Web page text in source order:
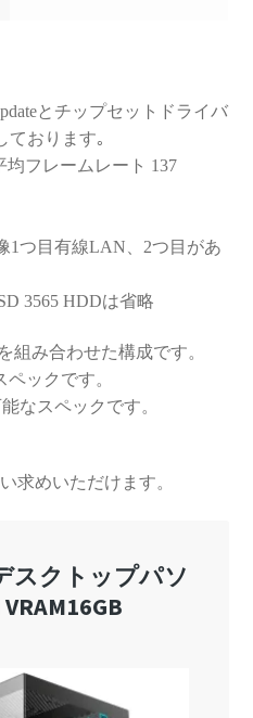
とチップセットドライバ
ております｡
均フレームレート 137
1つ目有線LAN、2つ目があ
3565 HDDは省略
組み合わせた構成です。
ックです。
なスペックです。
求めいただけます。